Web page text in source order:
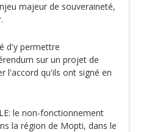
majeur de souveraineté,
d'y permettre
sur un projet de
l'accord qu'ils ont signé en
le non-fonctionnement
la région de Mopti, dans le